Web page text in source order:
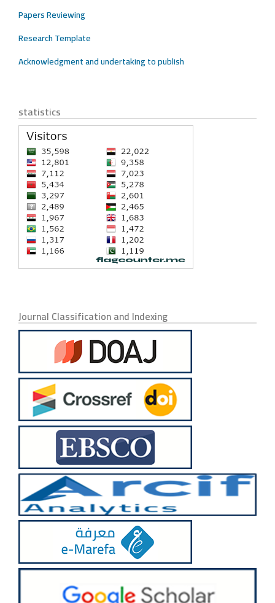
Papers Reviewing
Research Template
Acknowledgment and undertaking to publish
statistics
Journal Classification and Indexing